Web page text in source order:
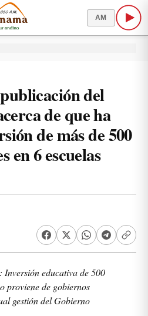
AM
del
de que ha
de más de 500
en 6 escuelas
Inversión educativa de 500
proviene de gobiernos
gestión del Gobierno